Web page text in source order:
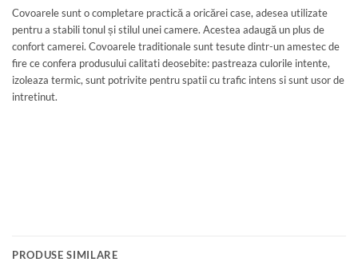
Covoarele sunt o completare practică a oricărei case, adesea utilizate
pentru a stabili tonul și stilul unei camere. Acestea adaugă un plus de
confort camerei. Covoarele traditionale sunt tesute dintr-un amestec de
fire ce confera produsului calitati deosebite: pastreaza culorile intente,
izoleaza termic, sunt potrivite pentru spatii cu trafic intens si sunt usor de
intretinut.
PRODUSE SIMILARE